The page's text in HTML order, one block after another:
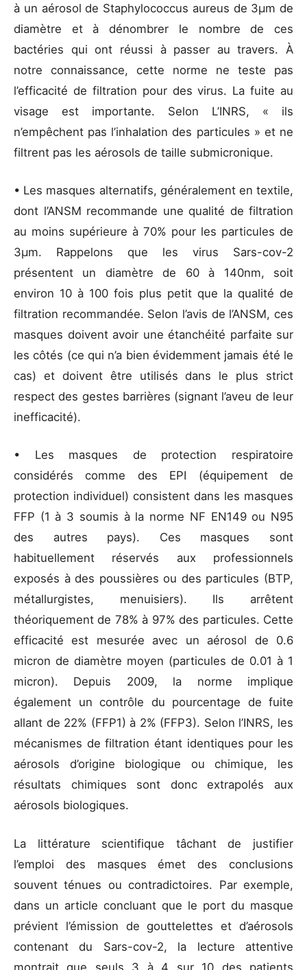
à un aérosol de Staphylococcus aureus de 3μm de
diamètre et à dénombrer le nombre de ces
bactéries qui ont réussi à passer au travers. À
notre connaissance, cette norme ne teste pas
l’efficacité de filtration pour des virus. La fuite au
visage est importante. Selon L’INRS, « ils
n’empêchent pas l’inhalation des particules » et ne
filtrent pas les aérosols de taille submicronique.
• Les masques alternatifs, généralement en textile,
dont l’ANSM recommande une qualité de filtration
au moins supérieure à 70% pour les particules de
3μm. Rappelons que les virus Sars-cov-2
présentent un diamètre de 60 à 140nm, soit
environ 10 à 100 fois plus petit que la qualité de
filtration recommandée. Selon l’avis de l’ANSM, ces
masques doivent avoir une étanchéité parfaite sur
les côtés (ce qui n’a bien évidemment jamais été le
cas) et doivent être utilisés dans le plus strict
respect des gestes barrières (signant l’aveu de leur
inefficacité).
• Les masques de protection respiratoire
considérés comme des EPI (équipement de
protection individuel) consistent dans les masques
FFP (1 à 3 soumis à la norme NF EN149 ou N95
des autres pays). Ces masques sont
habituellement réservés aux professionnels
exposés à des poussières ou des particules (BTP,
métallurgistes, menuisiers). Ils arrêtent
théoriquement de 78% à 97% des particules. Cette
efficacité est mesurée avec un aérosol de 0.6
micron de diamètre moyen (particules de 0.01 à 1
micron). Depuis 2009, la norme implique
également un contrôle du pourcentage de fuite
allant de 22% (FFP1) à 2% (FFP3). Selon l’INRS, les
mécanismes de filtration étant identiques pour les
aérosols d’origine biologique ou chimique, les
résultats chimiques sont donc extrapolés aux
aérosols biologiques.
La littérature scientifique tâchant de justifier
l’emploi des masques émet des conclusions
souvent ténues ou contradictoires. Par exemple,
dans un article concluant que le port du masque
prévient l’émission de gouttelettes et d’aérosols
contenant du Sars-cov-2, la lecture attentive
montrait que seuls 3 à 4 sur 10 des patients